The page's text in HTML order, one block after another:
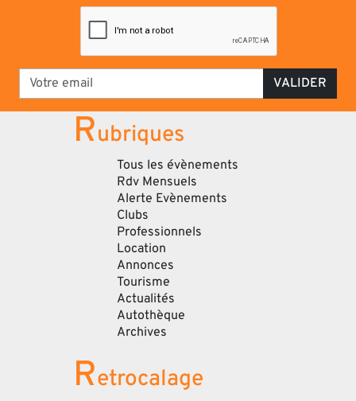
VALIDER
Rubriques
Tous les évènements
Rdv Mensuels
Alerte Evènements
Clubs
Professionnels
Location
Annonces
Tourisme
Actualités
Autothèque
Archives
Retrocalage